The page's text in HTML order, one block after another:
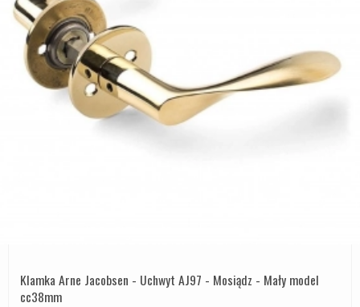
Klamka Arne Jacobsen - Uchwyt AJ97 - Mosiądz - Mały model
cc38mm